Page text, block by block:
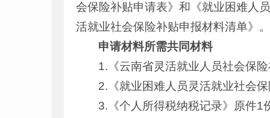
会保险补贴申请表》和《就业困难人
活就业社会保险补贴申报材料清单》。
申请材料所需共同材料
1.《云南省灵活就业人员社会保
2.《就业困难人员灵活就业社会
3.《个人所得税纳税记录》原件1